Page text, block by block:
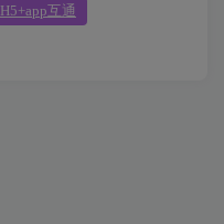
H5+app互通